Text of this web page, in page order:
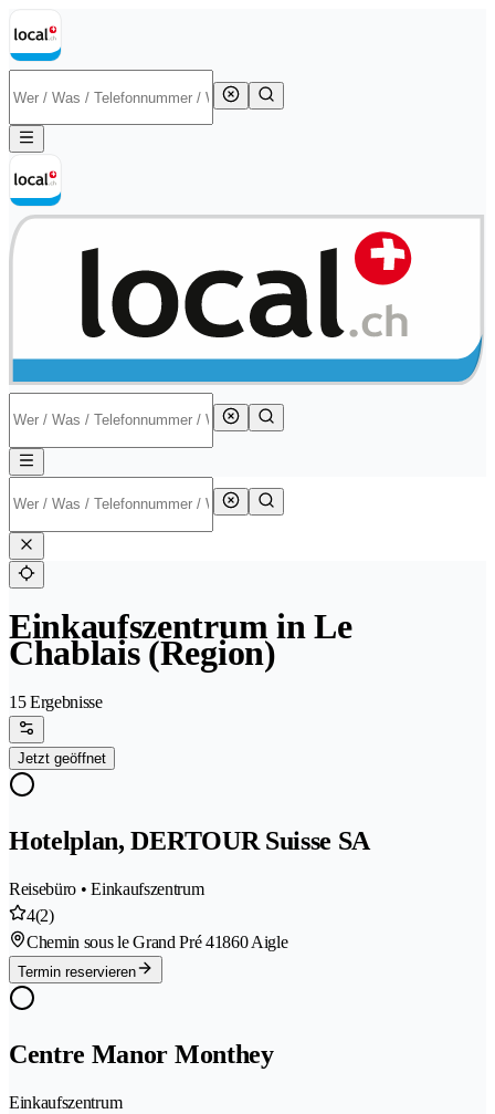
Einkaufszentrum in Le
Chablais (Region)
15 Ergebnisse
Jetzt geöffnet
Hotelplan, DERTOUR Suisse SA
Reisebüro • Einkaufszentrum
4(2)
Chemin sous le Grand Pré 41860 Aigle
Termin reservieren
Centre Manor Monthey
Einkaufszentrum